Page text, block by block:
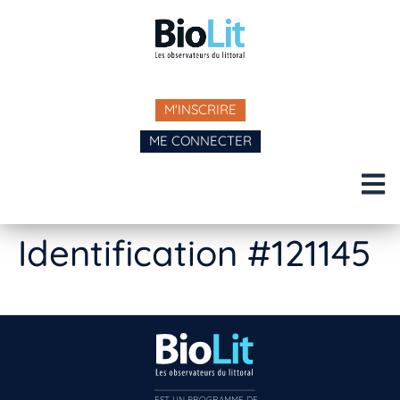
M'INSCRIRE
ME CONNECTER
Identification #121145